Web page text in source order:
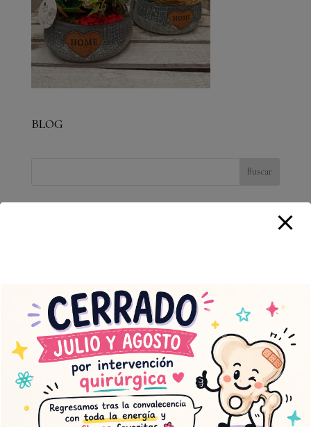
BLOG
Muscari Floristería Chabrera estrena web
agosto 2026
L M X J S
2